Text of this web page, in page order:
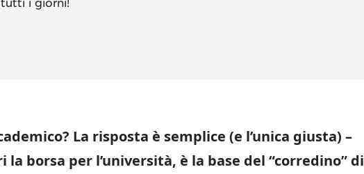
La risposta è semplice (e l’unica giusta) –
borsa per l’università, è la base del “corredino” di